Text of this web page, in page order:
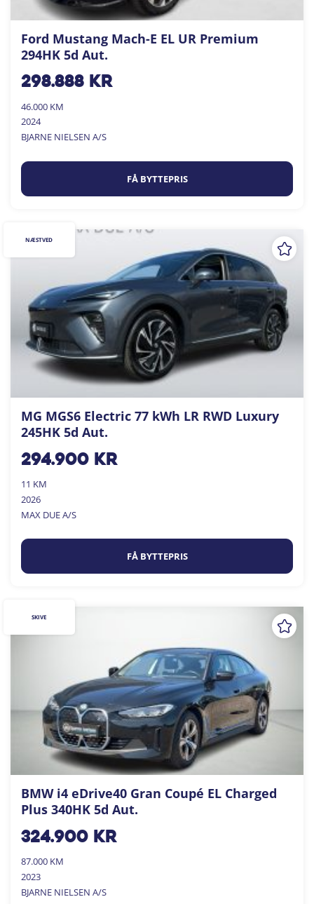
Ford Mustang Mach-E EL UR Premium
294HK 5d Aut.
298.888kr
46.000 KM
2024
BJARNE NIELSEN A/S
FÅ BYTTEPRIS
MG MGS6 Electric 77 kWh LR RWD Luxury
245HK 5d Aut.
294.900kr
11 KM
2026
MAX DUE A/S
FÅ BYTTEPRIS
NÆSTVED
BMW i4 eDrive40 Gran Coupé EL Charged
Plus 340HK 5d Aut.
324.900kr
87.000 KM
2023
BJARNE NIELSEN A/S
SKIVE